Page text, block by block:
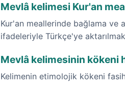
Mevlâ kelimesi Kur'an
Kur'an meallerinde bağlama ve
ifadeleriyle Türkçe'ye
Mevlâ kelimesinin kökeni
Kelimenin etimolojik kökeni